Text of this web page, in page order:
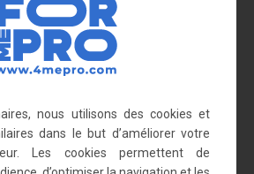
de fixation sont en tôle galvanisée
113 à 345 cm
et basses
au sol (trou de Ø 9 mm)
nous utilisons des cookies et
dans le but d’améliorer votre
Les cookies permettent de